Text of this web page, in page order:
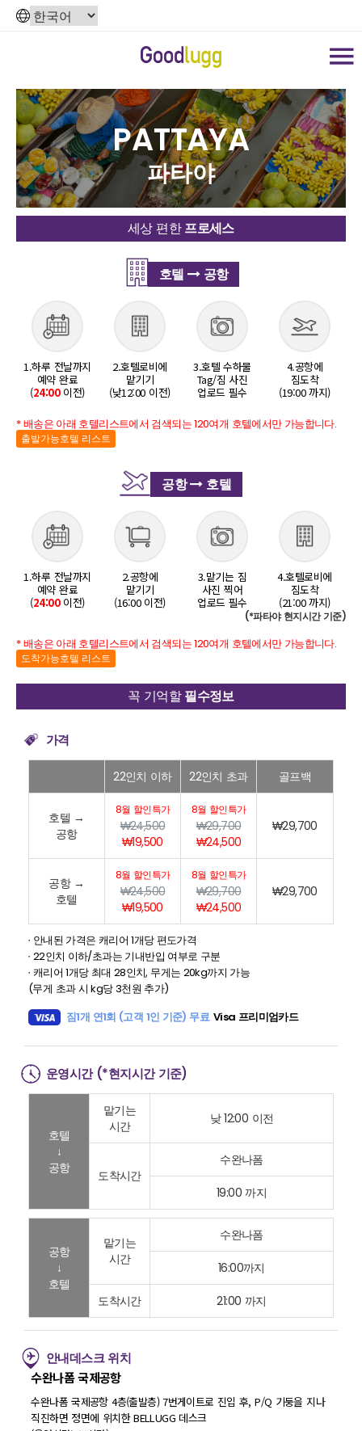
PATTAYA
파타야
세상 편한프로세스
호텔 공항
1.하루 전날까지
예약 완료
(24:00이전)
2.호텔로비에
맡기기
(낮12:00 이전)
3.호텔 수하물
Tag/짐 사진
업로드 필수
4.공항에
짐도착
(19:00 까지)
* 배송은 아래 호텔리스트에서 검색되는 120여개 호텔에서만 가능합니다.
출발가능호텔 리스트
공항 호텔
1.하루 전날까지
예약 완료
(24:00이전)
2.공항에
맡기기
(16:00 이전)
3.맡기는 짐
사진 찍어
업로드 필수
4.호텔로비에
짐도착
(21:00 까지)
(*파타야 현지시간 기준)
* 배송은 아래 호텔리스트에서 검색되는 120여개 호텔에서만 가능합니다.
도착가능호텔 리스트
꼭 기억할필수정보
가격
22인치 이하 22인치 초과 골프백
호텔 →
공항
8월 할인특가
₩24,500
₩19,500
8월 할인특가
₩29,700
₩24,500
₩29,700
공항 →
호텔
8월 할인특가
₩24,500
₩19,500
8월 할인특가
₩29,700
₩24,500
₩29,700
∙ 안내된 가격은 캐리어 1개당 편도가격
∙ 22인치 이하/초과는 기내반입 여부로 구분
∙ 캐리어 1개당 최대 28인치, 무게는 20kg까지 가능
(무게 초과 시 kg당 3천원 추가)
짐1개 연1회 (고객 1인 기준) 무료 Visa 프리미엄카드
운영시간 (*현지시간 기준)
호텔
↓
공항
맡기는
시간
낮 12:00 이전
도착시간
수완나폼
19:00 까지
공항
↓
호텔
맡기는
시간
수완나폼
16:00까지
도착시간 21:00 까지
안내데스크 위치
수완나폼 국제공항
수완나폼 국제공항 4층(출발층) 7번게이트로 진입 후, P/Q 기둥을 지나
직진하면 정면에 위치한 BELLUGG 데스크